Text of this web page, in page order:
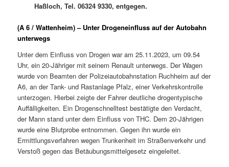
Haßloch, Tel. 06324 9330, entgegen.
(A 6 / Wattenheim) – Unter Drogeneinfluss auf der Autobahn
unterwegs
Unter dem Einfluss von Drogen war am 25.11.2023, um 09.54
Uhr, ein 20-Jähriger mit seinem Renault unterwegs. Der Wagen
wurde von Beamten der Polizeiautobahnstation Ruchheim auf der
A6, an der Tank- und Rastanlage Pfalz, einer Verkehrskontrolle
unterzogen. Hierbei zeigte der Fahrer deutliche drogentypische
Auffälligkeiten. Ein Drogenschnelltest bestätigte den Verdacht,
der Mann stand unter dem Einfluss von THC. Dem 20-Jährigen
wurde eine Blutprobe entnommen. Gegen ihn wurde ein
Ermittlungsverfahren wegen Trunkenheit im Straßenverkehr und
Verstoß gegen das Betäubungsmittelgesetz eingeleitet.